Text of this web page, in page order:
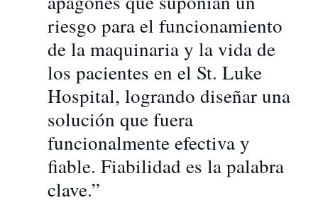
riesgo para el funcionamiento
de la maquinaria y la vida de
los pacientes en el St. Luke
Hospital, logrando diseñar una
solución que fuera
funcionalmente efectiva y
fiable. Fiabilidad es la palabra
clave.”